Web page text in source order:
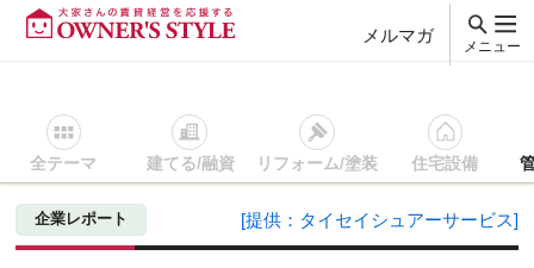
メルマガ
メニュー
全テーマ 建てる/融資 リフォーム/塗装 住宅設備
賃貸経営ＴＯＰ 管理/空室対策 記事を読む 最適なリフォ
企業レポート [提供：タイセイシュアーサービス]